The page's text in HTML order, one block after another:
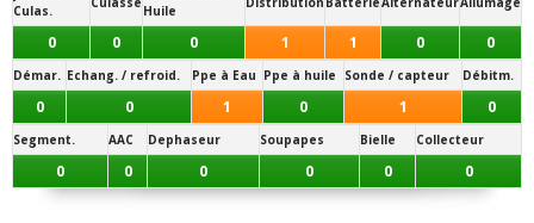
Jantes disponibles de série :
17 pouces
- (235/55 R 17:Très légère tendance au roulis)
Note des internautes :
Panne la plus signalée :
injection
Culas.
Huile
0 0 0 1 1 0 0
Démar. Echang. / refroid. Ppe à Eau Ppe à huile Sonde / capteur Débitm.
0 0 1 0 1 0
Segment. AAC Dephaseur Soupapes Bielle Collecteur
0 0 0 0 0 0